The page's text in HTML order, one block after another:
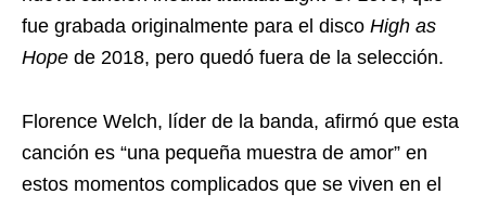
fue grabada originalmente para el disco High as
Hope de 2018, pero quedó fuera de la selección.
Florence Welch, líder de la banda, afirmó que esta
canción es “una pequeña muestra de amor” en
estos momentos complicados que se viven en el